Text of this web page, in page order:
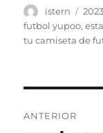
Autor
istern
el
futbol yupoo,
tu camiseta de
ANTERIOR